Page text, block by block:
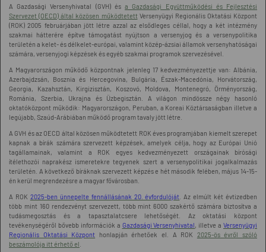
A Gazdasági Versenyhivatal (GVH) ésa Gazdasági Együttműködési és Fejlesztési
Szervezet (OECD) által közösen működtetettVersenyügyi Regionális Oktatási Központ
(ROK) 2005 februárjában jött létre azzal az elsődleges céllal, hogy a két intézmény
szakmai hátterére építve támogatást nyújtson a versenyjog és a versenypolitika
területén a kelet- és délkelet-európai, valamint közép-ázsiai államok versenyhatóságai
számára, versenyjogi képzések és egyéb szakmai programok szervezésével.
A Magyarországon működő központnak jelenleg 17 kedvezményezettje van: Albánia,
Azerbajdzsán, Bosznia és Hercegovina, Bulgária, Észak-Macedónia, Horvátország,
Georgia, Kazahsztán, Kirgizisztán, Koszovó, Moldova, Montenegró, Örményország,
Románia, Szerbia, Ukrajna és Üzbegisztán. A világon mindössze négy hasonló
oktatóközpont működik: Magyarországon, Peruban, a Koreai Köztársaságban illetve a
legújabb, Szaúd-Arábiában működő program tavaly jött létre.
A GVH és az OECD által közösen működtetett ROK éves programjában kiemelt szerepet
kapnak a bírák számára szervezett képzések, amelyek célja, hogy az Európai Unió
tagállamainak, valamint a ROK egyes kedvezményezett országainak bírósági
ítélethozói naprakész ismeretekre tegyenek szert a versenypolitikai jogalkalmazás
területén. A következő bíráknak szervezett képzés e hét második felében, május 14-15-
én kerül megrendezésre a magyar fővárosban.
A ROK 2025-ben ünnepelte fennállásának 20. évfordulóját . Az elmúlt két évtizedben
több mint 160 rendezvényt szervezett, több mint 6000 szakértő számára biztosítva a
tudásmegosztás és a tapasztalatcsere lehetőségét. Az oktatási központ
tevékenységéről bővebb információk a Gazdasági Versenyhivatal, illetve a Versenyügyi
Regionális Oktatási Központ honlapján érhetőek el. A ROK 2025-ös évről szóló
beszámolója itt érhető el